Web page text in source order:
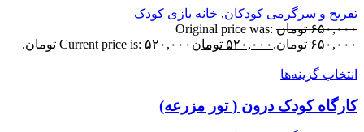
و سرگرمی کودکان,خانه بازی کودک
تومان Original price was:
تومان.
۵۲۰,۰۰۰ تومانCurrent price is: ۵۲۰,۰۰۰ تومان.
گزینه‌ها
کودک درون ( تور مزرعه)